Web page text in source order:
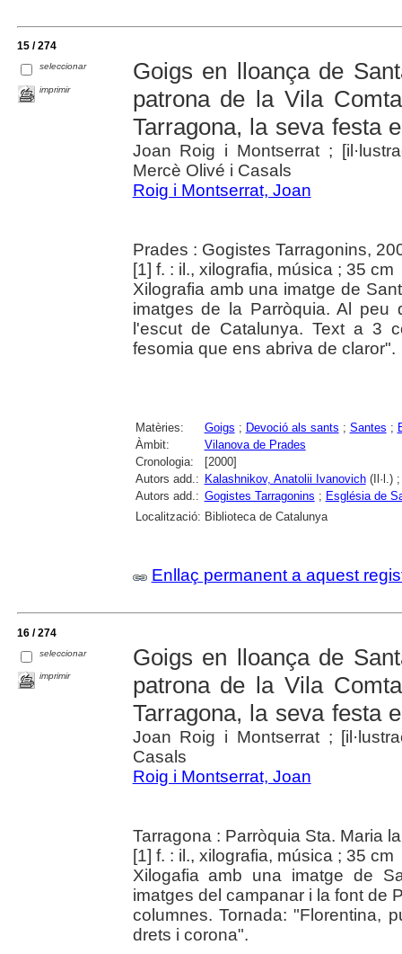
15 / 274
seleccionar
imprimir
Goigs en lloança de
patrona de la Vila
Tarragona, la seva festa
Joan Roig i Montserrat ;
Mercè Olivé i Casals
Roig i Montserrat, Joan
Prades : Gogistes Tarragonins,
[1] f. : il., xilografia, música ; 35 cm
Xilografia amb una imatge de
imatges de la Parròquia. Al peu
l'escut de Catalunya. Text a 3
fesomia que ens abriva de claror".
Matèries: Goigs ; Devoció als sants ; Santes ;
Àmbit:
Vilanova de Prades
Cronologia:
[2000]
Autors add.: Kalashnikov, Anatolii Ivanovich(Il·l.)
Autors add.: Gogistes Tarragonins ; Església de
Localització: Biblioteca de Catalunya
Enllaç permanent a aquest
16 / 274
seleccionar
imprimir
Goigs en lloança de
patrona de la Vila
Tarragona, la seva festa
Joan Roig i Montserrat ;
Casals
Roig i Montserrat, Joan
Tarragona : Parròquia Sta. Maria
[1] f. : il., xilografia, música ; 35 cm
Xilogafia amb una imatge de
imatges del campanar i la font de
columnes. Tornada: "Florentina,
drets i corona".